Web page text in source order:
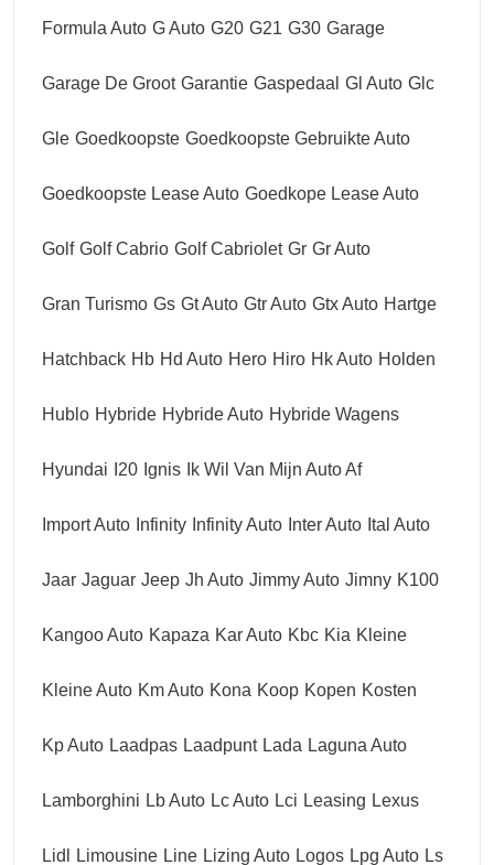
Formula Auto G Auto G20 G21 G30 Garage
Garage De Groot Garantie Gaspedaal Gl Auto Glc
Gle Goedkoopste Goedkoopste Gebruikte Auto
Goedkoopste Lease Auto Goedkope Lease Auto
Golf Golf Cabrio Golf Cabriolet Gr Gr Auto
Gran Turismo Gs Gt Auto Gtr Auto Gtx Auto Hartge
Hatchback Hb Hd Auto Hero Hiro Hk Auto Holden
Hublo Hybride Hybride Auto Hybride Wagens
Hyundai I20 Ignis Ik Wil Van Mijn Auto Af
Import Auto Infinity Infinity Auto Inter Auto Ital Auto
Jaar Jaguar Jeep Jh Auto Jimmy Auto Jimny K100
Kangoo Auto Kapaza Kar Auto Kbc Kia Kleine
Kleine Auto Km Auto Kona Koop Kopen Kosten
Kp Auto Laadpas Laadpunt Lada Laguna Auto
Lamborghini Lb Auto Lc Auto Lci Leasing Lexus
Lidl Limousine Line Lizing Auto Logos Lpg Auto Ls